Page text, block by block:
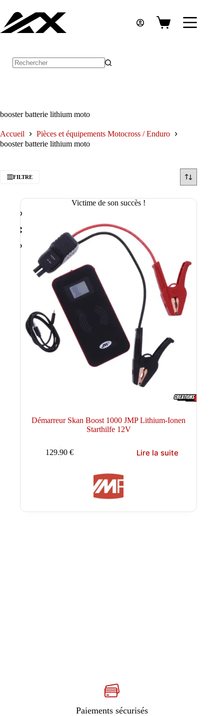
contenu
Panier
booster batterie lithium moto
Accueil
Pièces et équipements Motocross / Enduro
booster batterie lithium moto
FILTRE
Victime de son succès !
Démarreur Skan Boost 1000 JMP Lithium-Ionen
Starthilfe 12V
129.90€ Lire la suite
Paiements sécurisés